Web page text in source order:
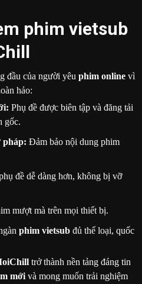
phim vietsub
đầu của người yêu phim online vì
hảo:
Phụ đề được biên tập và đăng tải
gốc.
pháp: Đảm bảo nội dung phim
đề dễ dàng hơn, không bị vỡ
mượt mà trên mọi thiết bị.
phim vietsub đủ thể loại, quốc
trở thành nền tảng đáng tin
mới và mong muốn trải nghiệm